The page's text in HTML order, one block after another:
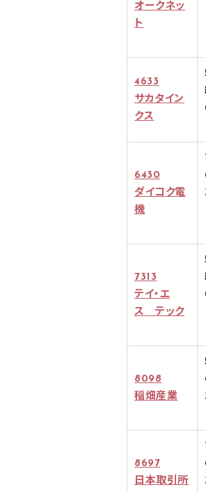
オークネッ
ト
4633
サカタイン
クス
6430
ダイコク電
機
7313
テイ・エ
ス テック
8098
稲畑産業
8697
日本取引所